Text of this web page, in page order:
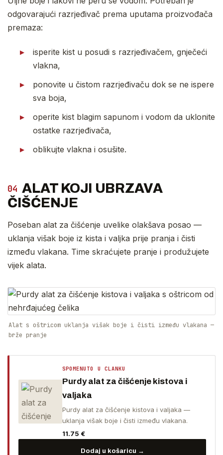
odgovarajući razrjeđivač prema uputama proizvođača
premaza:
isperite kist u posudi s razrjeđivačem, gnječeći
vlakna,
ponovite u čistom razrjeđivaču dok se ne ispere
sva boja,
operite kist blagim sapunom i vodom da uklonite
ostatke razrjeđivača,
oblikujte vlakna i osušite.
04 ALAT KOJI UBRZAVA
ČIŠĆENJE
Poseban alat za čišćenje uvelike olakšava posao —
uklanja višak boje iz kista i valjka prije pranja i čisti
između vlakana. Time skraćujete pranje i produžujete
vijek alata.
Alat s oštricom uklanja višak boje i čisti između vlakana —
brže pranje
SPOMENUTO U CLANKU
Purdy alat za čišćenje kistova i
valjaka
Purdy alat za čišćenje kistova i valjaka —
uklanja višak boje i čisti između vlakana.
11.75 €
Dodaj u košaricu →